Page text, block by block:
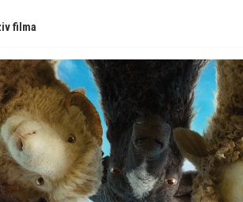
filma